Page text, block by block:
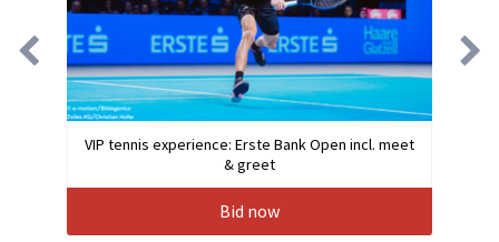
VIP tennis experience: Erste Bank Open incl. meet
& greet
Bid now